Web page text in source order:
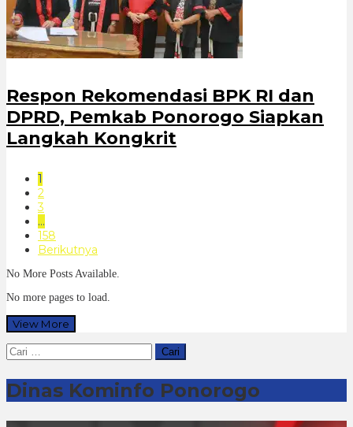
Respon Rekomendasi BPK RI dan
DPRD, Pemkab Ponorogo Siapkan
Langkah Kongkrit
1
2
3
…
158
Berikutnya
No More Posts Available.
No more pages to load.
View More
Cari
untuk:
Dinas Kominfo Ponorogo